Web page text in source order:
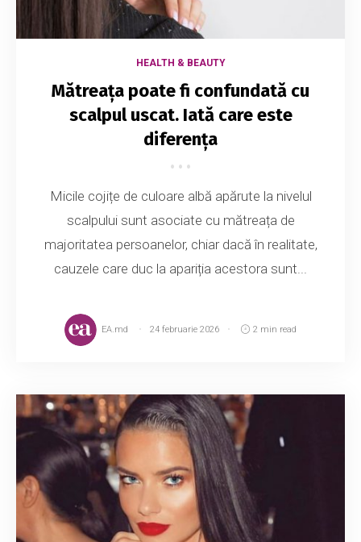
HEALTH & BEAUTY
Mătreața poate fi confundată cu
scalpul uscat. Iată care este
diferența
Micile cojițe de culoare albă apărute la nivelul
scalpului sunt asociate cu mătreața de
majoritatea persoanelor, chiar dacă în realitate,
cauzele care duc la apariția acestora sunt...
EA.md 24 februarie 2026 2 min read